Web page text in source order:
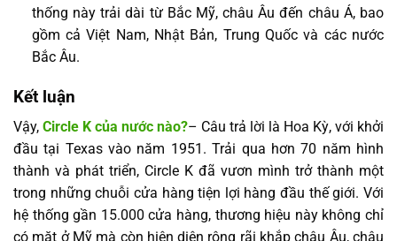
thống này trải dài từ Bắc Mỹ, châu Âu đến châu Á, bao
gồm cả Việt Nam, Nhật Bản, Trung Quốc và các nước
Bắc Âu.
Kết luận
Vậy, Circle K của nước nào?– Câu trả lời là Hoa Kỳ, với khởi
đầu tại Texas vào năm 1951. Trải qua hơn 70 năm hình
thành và phát triển, Circle K đã vươn mình trở thành một
trong những chuỗi cửa hàng tiện lợi hàng đầu thế giới. Với
hệ thống gần 15.000 cửa hàng, thương hiệu này không chỉ
có mặt ở Mỹ mà còn hiện diện rộng rãi khắp châu Âu, châu